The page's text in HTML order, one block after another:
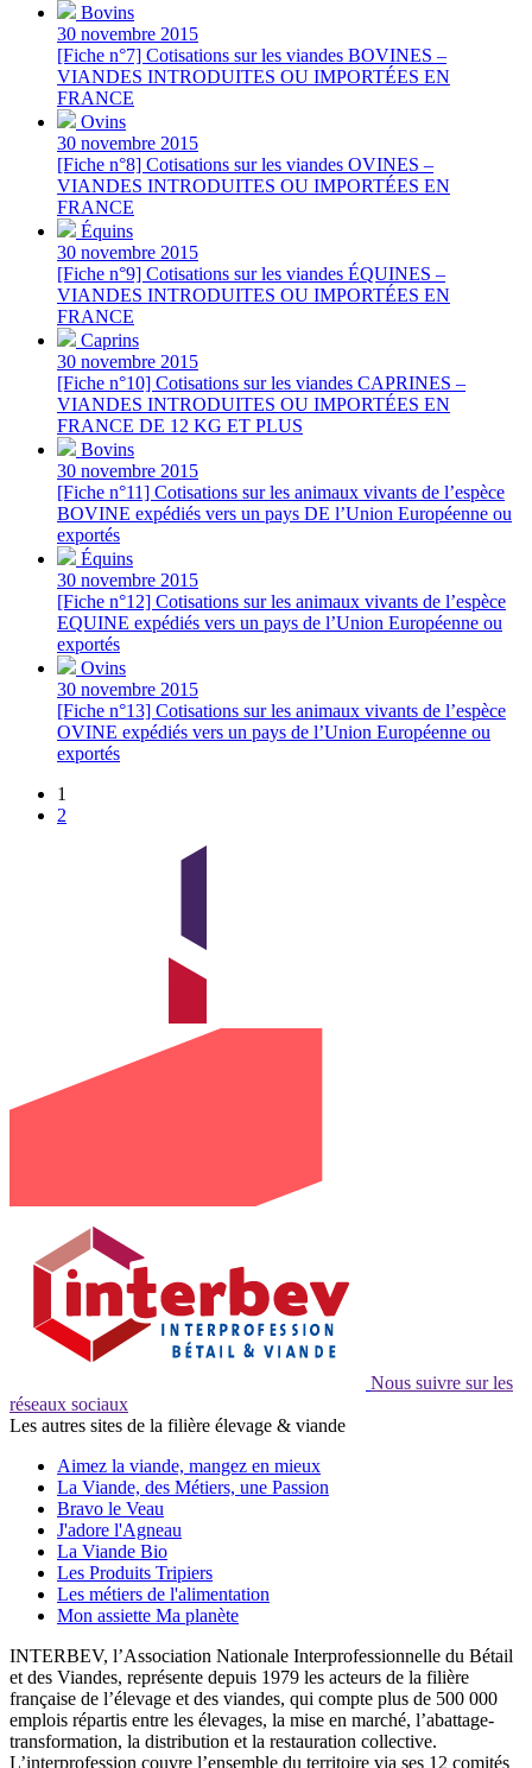
Bovins
30 novembre 2015
[Fiche n°7] Cotisations sur les viandes BOVINES –
VIANDES INTRODUITES OU IMPORTÉES EN
FRANCE
Ovins
30 novembre 2015
[Fiche n°8] Cotisations sur les viandes OVINES –
VIANDES INTRODUITES OU IMPORTÉES EN
FRANCE
Équins
30 novembre 2015
[Fiche n°9] Cotisations sur les viandes ÉQUINES –
VIANDES INTRODUITES OU IMPORTÉES EN
FRANCE
Caprins
30 novembre 2015
[Fiche n°10] Cotisations sur les viandes CAPRINES –
VIANDES INTRODUITES OU IMPORTÉES EN
FRANCE DE 12 KG ET PLUS
Bovins
30 novembre 2015
[Fiche n°11] Cotisations sur les animaux vivants de l’espèce
BOVINE expédiés vers un pays DE l’Union Européenne ou
exportés
Équins
30 novembre 2015
[Fiche n°12] Cotisations sur les animaux vivants de l’espèce
EQUINE expédiés vers un pays de l’Union Européenne ou
exportés
Ovins
30 novembre 2015
[Fiche n°13] Cotisations sur les animaux vivants de l’espèce
OVINE expédiés vers un pays de l’Union Européenne ou
exportés
1
2
Nous suivre sur les
réseaux sociaux
Les autres sites de la filière élevage & viande
Aimez la viande, mangez en mieux
La Viande, des Métiers, une Passion
Bravo le Veau
J'adore l'Agneau
La Viande Bio
Les Produits Tripiers
Les métiers de l'alimentation
Mon assiette Ma planète
INTERBEV, l’Association Nationale Interprofessionnelle du Bétail
et des Viandes, représente depuis 1979 les acteurs de la filière
française de l’élevage et des viandes, qui compte plus de 500 000
emplois répartis entre les élevages, la mise en marché, l’abattage-
transformation, la distribution et la restauration collective.
L’interprofession couvre l’ensemble du territoire via ses 12 comités